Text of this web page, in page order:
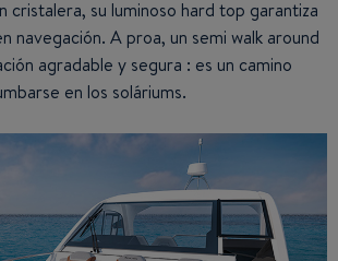
cristalera, su luminoso hard top garantiza
navegación. A proa, un semi walk around
agradable y segura : es un camino
en los soláriums.